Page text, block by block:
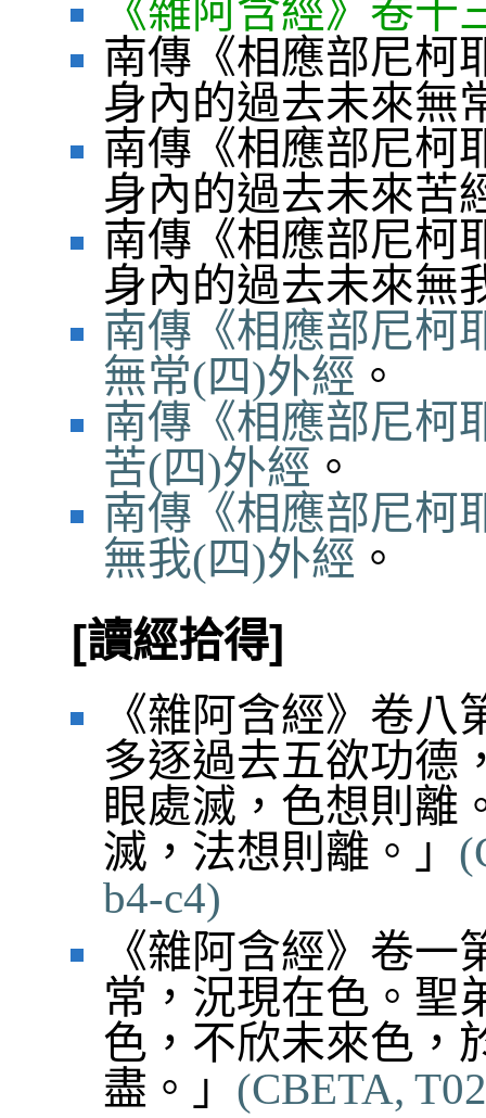
《雜阿含經》卷十
南傳《相應部尼柯
身內的過去未來無
南傳《相應部尼柯
身內的過去未來苦
南傳《相應部尼柯
身內的過去未來無
南傳《相應部尼柯
無常(四)外經 。
南傳《相應部尼柯
苦(四)外經 。
南傳《相應部尼柯
無我(四)外經 。
[讀經拾得]
《雜阿含經》卷
多逐過去五欲功
眼處滅，色想則離
滅，法想則離。」
b4-c4)
《雜阿含經》卷
常，況現在色。聖
色，不欣未來色，
盡。」 (CBETA,